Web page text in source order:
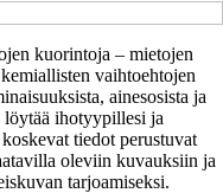
kuorintoja – mietojen
vaihtoehtojen
ainesosista ja
ihotyypillesi ja
tiedot perustuvat
oleviin kuvauksiin ja
tarjoamiseksi.